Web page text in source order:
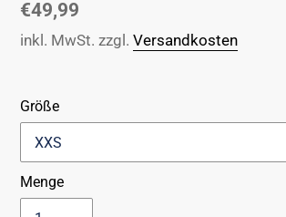
Normaler
Preis
€49,99
inkl. MwSt. zzgl. Versandkosten
Größe
Menge